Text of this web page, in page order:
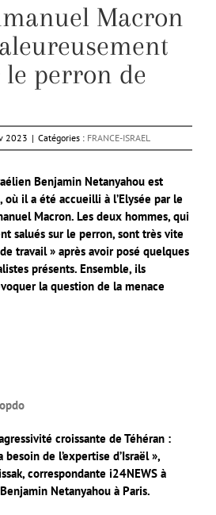
Macron
le perron de
2023 | Catégories : FRANCE-ISRAEL
Benjamin Netanyahou est
il a été accueilli à l’Elysée par le
Macron. Les deux hommes, qui
salués sur le perron, sont très vite
travail » après avoir posé quelques
présents. Ensemble, ils
la question de la menace
croissante de Téhéran :
besoin de l’expertise d’Israël »,
correspondante i24NEWS à
Netanyahou à Paris.